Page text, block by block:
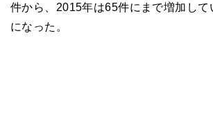
件から、2015年は65件にまで増加して
になった。